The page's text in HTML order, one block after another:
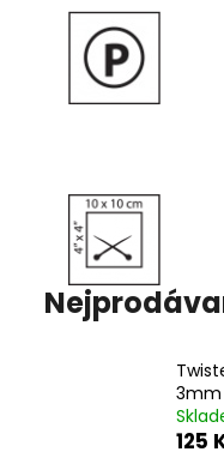
3mm
125